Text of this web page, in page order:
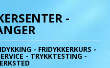
-
- FRIDYKKERKURS -
- TRYKKTESTING -